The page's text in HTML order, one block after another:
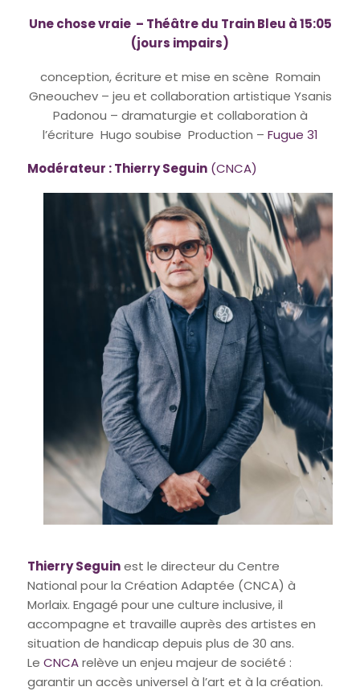
Une chose vraie – Théâtre du Train Bleu à 15:05
(jours impairs)
conception, écriture et mise en scène Romain
Gneouchev – jeu et collaboration artistique Ysanis
Padonou – dramaturgie et collaboration à
l’écriture Hugo soubise Production – Fugue 31
Modérateur : Thierry Seguin (CNCA)
Thierry Seguinest le directeur du Centre
National pour la Création Adaptée (CNCA) à
Morlaix. Engagé pour une culture inclusive, il
accompagne et travaille auprès des artistes en
situation de handicap depuis plus de 30 ans.
LeCNCArelève un enjeu majeur de société :
garantir un accès universel à l’art et à la création.